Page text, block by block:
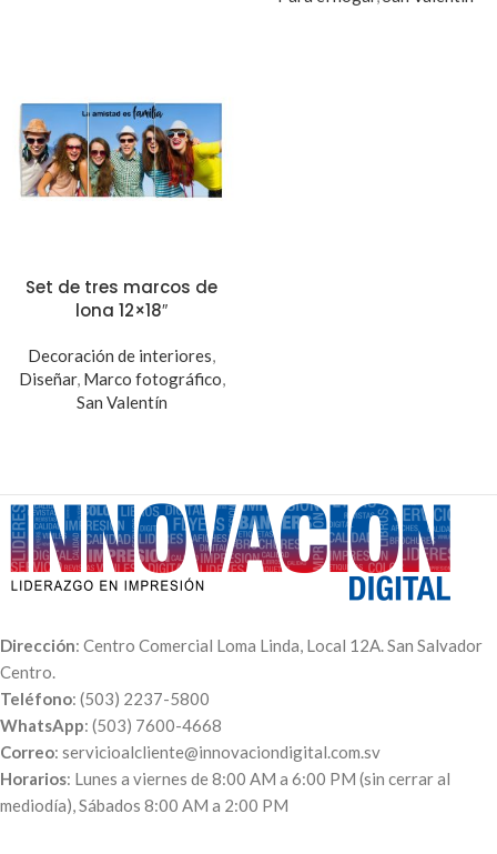
Set de tres marcos de
lona 12×18″
Decoración de interiores,
Diseñar, Marco fotográfico,
San Valentín
Dirección: Centro Comercial Loma Linda, Local 12A. San Salvador
Centro.
Teléfono: (503) 2237-5800
WhatsApp: (503) 7600-4668
Correo: servicioalcliente@innovaciondigital.com.sv
Horarios: Lunes a viernes de 8:00 AM a 6:00 PM (sin cerrar al
mediodía), Sábados 8:00 AM a 2:00 PM